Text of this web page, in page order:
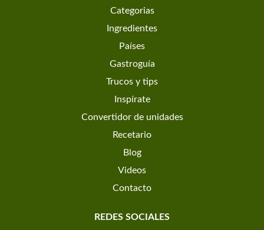
Categorias
Ingredientes
Países
Gastroguía
Trucos y tips
Inspírate
Convertidor de unidades
Recetario
Blog
Videos
Contacto
REDES SOCIALES